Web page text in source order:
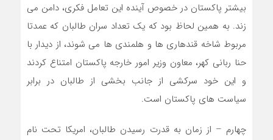
بیشتر پاکستان در خصوص آینده این تعامل فکری، دامن می
زند. به همین لحاظ بود که یک تعداد سران طالبان که عمدتا
مربوط شاخه قندهاری ها و هلمندی ها می شوند، از دیدار با
حنا ربانی کهر، معاون وزیر امور خارجه پاکستان امتناع کردند
و این خود سرکشی از جانب بخشی از طالبان در برابر
سیاست های پاکستان است.
چهارم – از زمان به قدرت رسیدن طالبان، امریکا تحت نام